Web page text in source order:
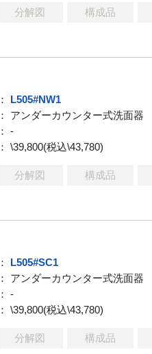
分解図 構成品
： L505#NW1
： アンダーカウンター式洗面器
： -
： \39,800(税込\43,780)
分解図 構成品
： L505#SC1
： アンダーカウンター式洗面器
： -
： \39,800(税込\43,780)
分解図 構成品